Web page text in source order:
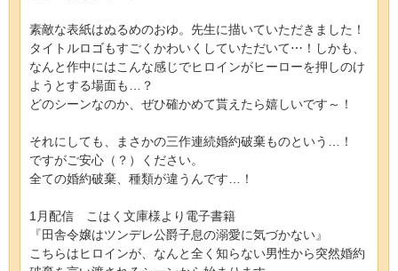
素敵な表紙はぬるめのおゆ。先生に描いていただきました！
タイトルロゴもすごくかわいくしていただいて⋯！しかも、
なんと作中にはこんな感じでヒロインがヒーローを押しのけ
ようとする場面も…？
どのシーンなのか、ぜひ確かめて貰えたら嬉しいです～！
それにしても、まさかの三作連続婚約破棄ものという…！
ですがご安心（？）ください。
全ての婚約破棄、種類が違うんです…！
1月配信 こはく文庫様より電子書籍
『田舎令嬢はツンデレ公爵子息の溺愛に気づかない』
こちらはヒロインが、なんと全く知らない男性から突然婚約